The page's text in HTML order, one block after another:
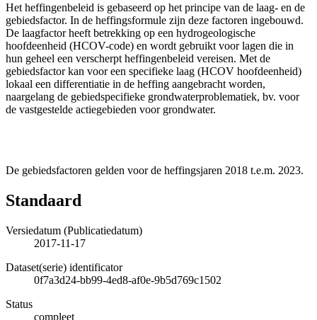
Het heffingenbeleid is gebaseerd op het principe van de laag- en de
gebiedsfactor. In de heffingsformule zijn deze factoren ingebouwd.
De laagfactor heeft betrekking op een hydrogeologische
hoofdeenheid (HCOV-code) en wordt gebruikt voor lagen die in
hun geheel een verscherpt heffingenbeleid vereisen. Met de
gebiedsfactor kan voor een specifieke laag (HCOV hoofdeenheid)
lokaal een differentiatie in de heffing aangebracht worden,
naargelang de gebiedspecifieke grondwaterproblematiek, bv. voor
de vastgestelde actiegebieden voor grondwater.
De gebiedsfactoren gelden voor de heffingsjaren 2018 t.e.m. 2023.
Standaard
Versiedatum (Publicatiedatum)
2017-11-17
Dataset(serie) identificator
0f7a3d24-bb99-4ed8-af0e-9b5d769c1502
Status
compleet